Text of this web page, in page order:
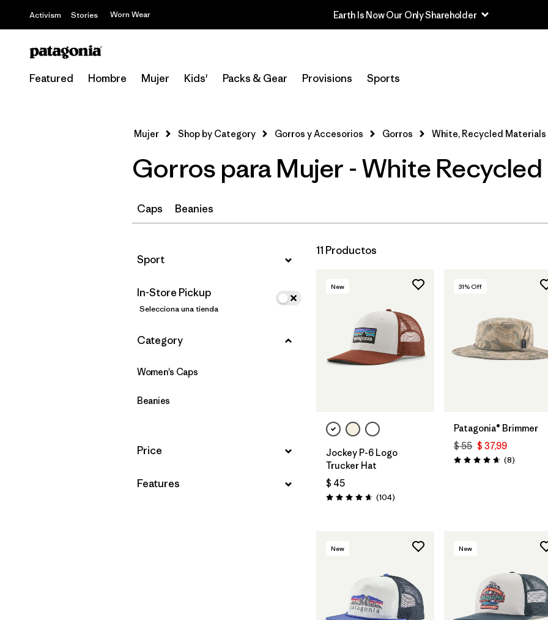
Activism Stories Worn Wear
Featured Hombre Mujer Kids' Packs & Gear Provisions Sports
Filtrar por
Category
Filtrar por
Price
Mujer Shop by Category Gorros y Accesorios Gorros White, Recycled Materials
Gorros para Mujer - White
Caps Beanies
Filtrar por
Sport
In-Store Pickup
Selecciona una tienda
Filtrar por
Category
Women's Caps
Beanies
Filtrar por
Price
Filtrar por
Features
11 Productos
New
Jockey P-6 Logo
Trucker Hat
$ 45
Valoración: 4.7 / 5
(104Comentarios
)
31% Off
Patagonia® Brimmer
$ 55 $ 37,99
Valoración: 4.6 / 5
(8)
New New